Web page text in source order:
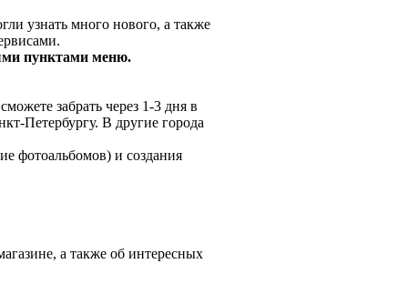
узнать много нового, а также
пунктами меню.
забрать через 1-3 дня в
Петербургу. В другие города
фотоальбомов) и создания
а также об интересных